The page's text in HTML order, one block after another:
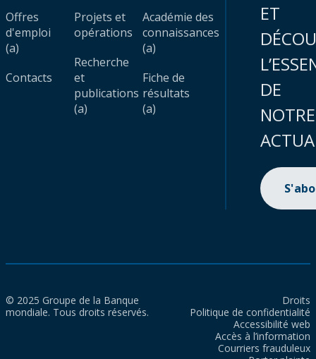
Offres
d'emploi
(a)
Contacts
Projets et
opérations
Recherche
et
publications
(a)
Académie des
connaissances
(a)
Fiche de
résultats
(a)
ET
DE
NOTRE
© 2025 Groupe de la Banque
mondiale. Tous droits réservés.
Droits
Politique de confidentialité
Accessibilité web
Accès à l’information
Courriers frauduleux